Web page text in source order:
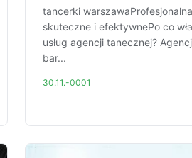
tancerki
skuteczne i efektywnePo co
usług agencji tanecznej?
bar...
30.11.-0001